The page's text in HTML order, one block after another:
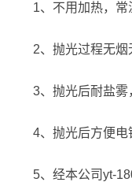
1、不用加热，常
2、抛光过程无
3、抛光后耐盐雾
4、抛光后方便电
5、经本公司yt-